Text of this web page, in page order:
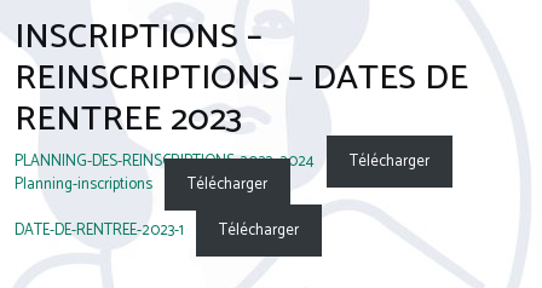
INSCRIPTIONS –
REINSCRIPTIONS – DATES DE
RENTREE 2023
PLANNING-DES-REINSCRIPTIONS-2023_2024
Télécharger
Planning-inscriptions
Télécharger
DATE-DE-RENTREE-2023-1
Télécharger